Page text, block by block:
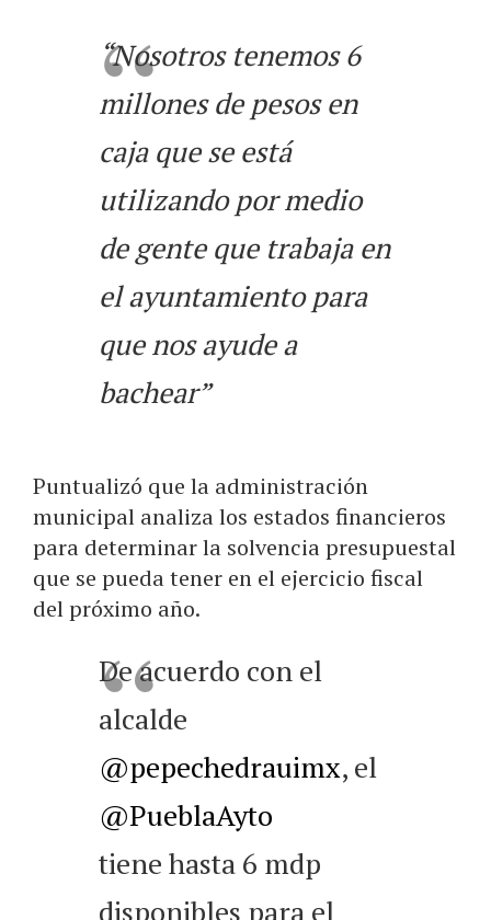
“Nosotros tenemos 6
millones de pesos en
caja que se está
utilizando por medio
de gente que trabaja en
el ayuntamiento para
que nos ayude a
bachear”
Puntualizó que la administración
municipal analiza los estados financieros
para determinar la solvencia presupuestal
que se pueda tener en el ejercicio fiscal
del próximo año.
De acuerdo con el
alcalde
@pepechedrauimx, el
@PueblaAyto
tiene hasta 6 mdp
disponibles para el